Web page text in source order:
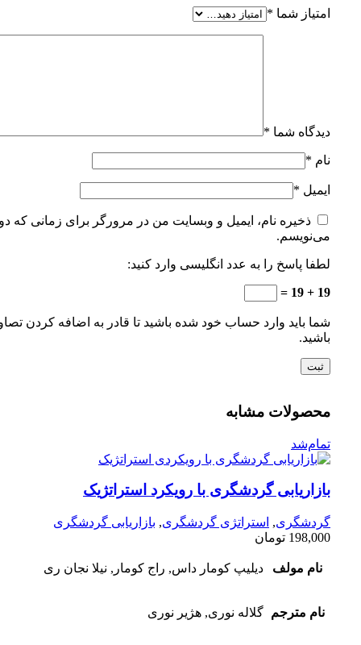
امتیاز شما *
دیدگاه شما *
نام *
ایمیل *
ذخیره نام، ایمیل و وبسایت من در مرورگر برای زمانی که
می‌نویسم.
لطفا پاسخ را به عدد انگلیسی وارد کنید:
19 + 19 =
شما باید وارد حساب خود شده باشید تا قادر به اضافه کردن
باشید.
محصولات مشابه
تمام‌شد
بازاریابی گردشگری با رویکرد استراتژیک
گردشگری, استراتژی گردشگری, بازاریابی گردشگری
198,000 تومان
نام مولف دیلیپ کومار داس, راج کومار, نیلا نجان ری
نام مترجم گلاله نوری, هژیر نوری